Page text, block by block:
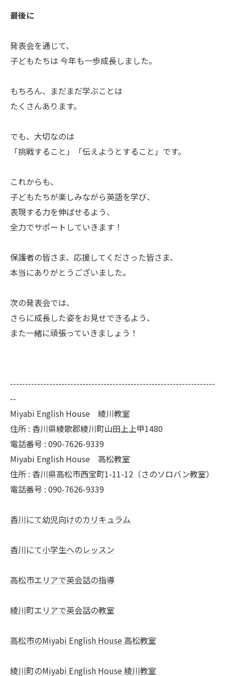
最後に
発表会を通じて、
子どもたちは 今年も一歩成長しました。
もちろん、まだまだ学ぶことは
たくさんあります。
でも、大切なのは
「挑戦すること」「伝えようとすること」です。
これからも、
子どもたちが楽しみながら英語を学び、
表現する力を伸ばせるよう、
全力でサポートしていきます！
保護者の皆さま、応援してくださった皆さま、
本当にありがとうございました。
次の発表会では、
さらに成長した姿をお見せできるよう、
また一緒に頑張っていきましょう！
--------------------------------------------------------------------
--
Miyabi English House 綾川教室
住所 : 香川県綾歌郡綾川町山田上上甲1480
電話番号 : 090-7626-9339
Miyabi English House 高松教室
住所 : 香川県高松市西宝町1-11-12（さのソロバン教室）
電話番号 : 090-7626-9339
香川にて幼児向けのカリキュラム
香川にて小学生へのレッスン
高松市エリアで英会話の指導
綾川町エリアで英会話の教室
高松市のMiyabi English House 高松教室
綾川町のMiyabi English House 綾川教室